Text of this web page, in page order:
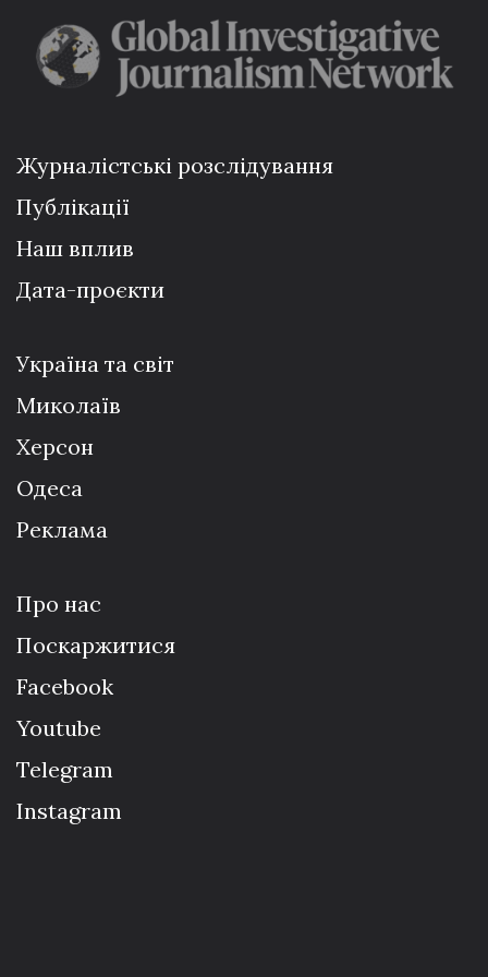
Журналістські розслідування
Публікації
Наш вплив
Дата-проєкти
Україна та світ
Миколаїв
Херсон
Одеса
Реклама
Про нас
Поскаржитися
Facebook
Youtube
Telegram
Instagram